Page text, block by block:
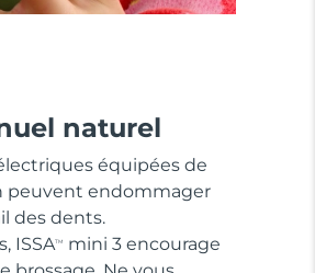
naturel
équipées de
peuvent endommager
des dents.
ISSATM
mini 3 encourage